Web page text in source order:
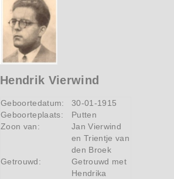
Hendrik Vierwind
Geboortedatum:
30-01-1915
Geboorteplaats:
Putten
Zoon van:
Jan Vierwind
en Trientje van
den Broek
Getrouwd:
Getrouwd met
Hendrika